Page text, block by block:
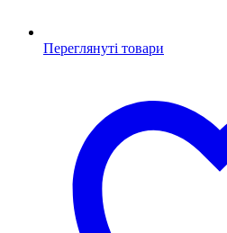
Переглянуті товари